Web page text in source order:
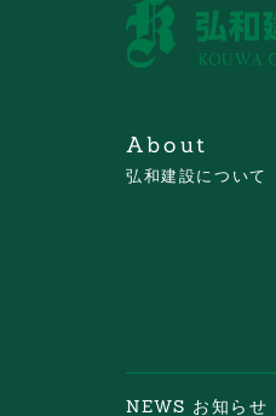
About
弘和建設について
NEWS お知らせ